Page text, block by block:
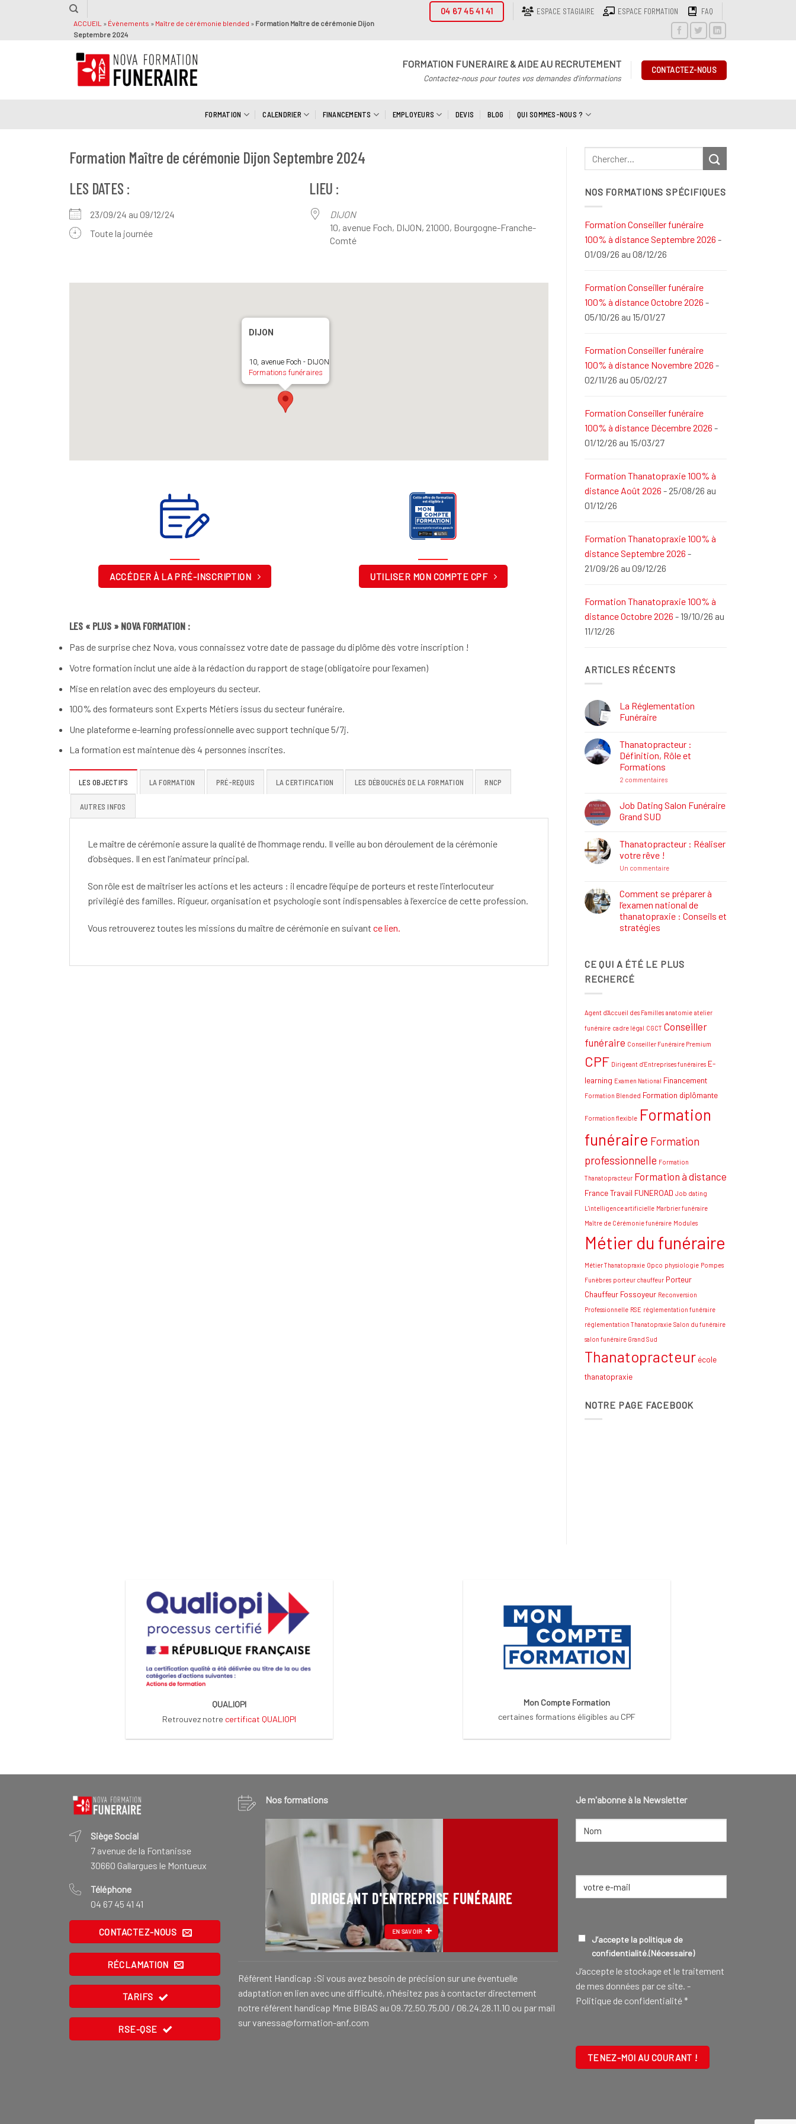
ACCUEIL » Évènements » Maître de cérémonie blended » Formation Maître de cérémonie Dijon
Septembre 2024
04 67 45 41 41 ESPACE STAGIAIRE ESPACE FORMATION FAQ
FORMATION FUNERAIRE & AIDE AU RECRUTEMENT
Contactez-nous pour toutes vos demandes d'informations
CONTACTEZ-NOUS
FORMATION CALENDRIER FINANCEMENTS EMPLOYEURS DEVIS BLOG QUI SOMMES-NOUS ?
Formation Maître de cérémonie Dijon Septembre 2024
LES DATES :
23/09/24 au 09/12/24
Toute la journée
LIEU :
DIJON
10, avenue Foch, DIJON, 21000, Bourgogne-Franche-
Comté
DIJON
10, avenue Foch - DIJON
Formations funéraires
ACCÉDER À LA PRÉ-INSCRIPTION UTILISER MON COMPTE CPF
LES « PLUS » NOVA FORMATION :
Pas de surprise chez Nova, vous connaissez votre date de passage du diplôme dès votre inscription !
Votre formation inclut une aide à la rédaction du rapport de stage (obligatoire pour l’examen)
Mise en relation avec des employeurs du secteur.
100% des formateurs sont Experts Métiers issus du secteur funéraire.
Une plateforme e-learning professionnelle avec support technique 5/7j.
La formation est maintenue dès 4 personnes inscrites.
LES OBJECTIFS LA FORMATION PRÉ-REQUIS LA CERTIFICATION LES DÉBOUCHÉS DE LA FORMATION RNCP
AUTRES INFOS
Le maître de cérémonie assure la qualité de l’hommage rendu. Il veille au bon déroulement de la cérémonie
d’obsèques. Il en est l’animateur principal.
Son rôle est de maîtriser les actions et les acteurs : il encadre l’équipe de porteurs et reste l’interlocuteur
privilégié des familles. Rigueur, organisation et psychologie sont indispensables à l’exercice de cette profession.
Vous retrouverez toutes les missions du maître de cérémonie en suivant ce lien.
NOS FORMATIONS SPÉCIFIQUES
Formation Conseiller funéraire
100% à distance Septembre 2026 -
01/09/26 au 08/12/26
Formation Conseiller funéraire
100% à distance Octobre 2026 -
05/10/26 au 15/01/27
Formation Conseiller funéraire
100% à distance Novembre 2026 -
02/11/26 au 05/02/27
Formation Conseiller funéraire
100% à distance Décembre 2026 -
01/12/26 au 15/03/27
Formation Thanatopraxie 100% à
distance Août 2026 - 25/08/26 au
01/12/26
Formation Thanatopraxie 100% à
distance Septembre 2026 -
21/09/26 au 09/12/26
Formation Thanatopraxie 100% à
distance Octobre 2026 - 19/10/26 au
11/12/26
ARTICLES RÉCENTS
La Réglementation
Funéraire
sur
La
Réglementation
Funéraire
Thanatopracteur :
Définition, Rôle et
Formations
2 commentairessur
Définition,
Rôle
Job Dating Salon Funéraire
Grand SUD
sur
Dating
Salon
SUD
Thanatopracteur : Réaliser
votre rêve !
Un commentairesur
Réaliser
votre
rêve
!
Comment se préparer à
l’examen national de
thanatopraxie : Conseils et
stratégies
Comment
se
préparer
thanatopraxie
Conseils
stratégies
CE QUI A ÉTÉ LE PLUS
RECHERCÉ
Agent d'Accueil des Familles anatomie atelier
funéraire cadre légal CGCT Conseiller
funéraire Conseiller Funéraire Premium
CPF Dirigeant d'Entreprises funéraires E-
learning Examen National Financement
Formation Blended Formation diplômante
Formation flexible Formation
funéraire Formation
professionnelle Formation
Thanatopracteur Formation à distance
France Travail FUNEROAD Job dating
L'intelligence artificielle Marbrier funéraire
Maître de Cérémonie funéraire Modules
Métier du funéraire
Métier Thanatopraxie Opco physiologie Pompes
Funèbres porteur chauffeur Porteur
Chauffeur Fossoyeur Reconversion
Professionnelle RSE réglementation funéraire
réglementation Thanatopraxie Salon du funéraire
salon funéraire Grand Sud
Thanatopracteur école
thanatopraxie
NOTRE PAGE FACEBOOK
QUALIOPI
Retrouvez notre certificat QUALIOPI
Mon Compte Formation
certaines formations éligibles au CPF
Siège Social
7 avenue de la Fontanisse
30660 Gallargues le Montueux
Téléphone
04 67 45 41 41
CONTACTEZ-NOUS
RÉCLAMATION
TARIFS
RSE-QSE
Nos formations
DIRIGEANT D'ENTREPRISE FUNÉRAIRE
EN SAVOIR
CONSEILLER FUNÉRAIRE
Référent Handicap :Si vous avez besoin de précision sur une éventuelle
adaptation en lien avec une difficulté, n’hésitez pas à contacter directement
notre référent handicap Mme BIBAS au 09.72.50.75.00 / 06.24.28.11.10 ou par mail
sur vanessa@formation-anf.com
Je m'abonne à la Newsletter
NOM
RGPD(NÉCESSAIRE)
J’accepte la politique de
confidentialité.(Nécessaire)
J‘accepte le stockage et le traitement
de mes données par ce site. -
Politique de confidentialité*